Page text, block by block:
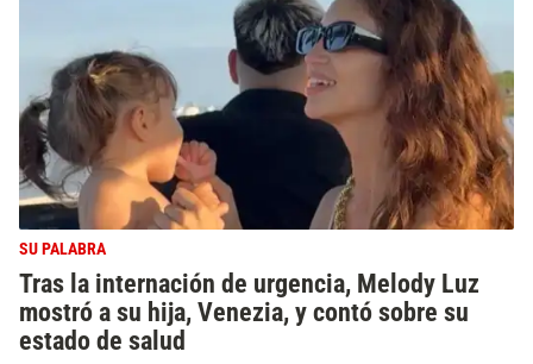
SU PALABRA
Tras la internación de urgencia, Melody Luz
mostró a su hija, Venezia, y contó sobre su
estado de salud